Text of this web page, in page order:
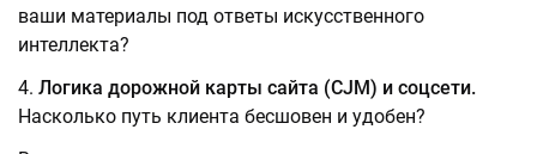
ваши материалы под ответы искусственного
интеллекта?
Логика дорожной карты сайта (CJM) и соцсети.
Насколько путь клиента бесшовен и удобен?